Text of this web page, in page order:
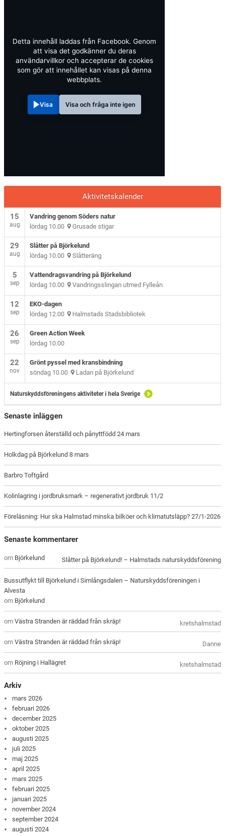
Detta innehåll laddas från Facebook. Genom
att visa det godkänner du deras
användarvillkor och accepterar de cookies
som gör att innehållet kan visas på denna
webbplats.
Visa Visa och fråga inte igen
Aktivitetskalender
15
aug
Vandring genom Söders natur
lördag 10.00 Grusade stigar
29
aug
Slåtter på Björkelund
lördag 10.00 Slåtteräng
5
sep
Vattendragsvandring på Björkelund
lördag 10.00 Vandringsslingan utmed Fylleån
12
sep
EKO-dagen
lördag 12.00 Halmstads Stadsbibliotek
26
sep
Green Action Week
lördag 10.00
22
nov
Grönt pyssel med kransbindning
söndag 10.00 Ladan på Björkelund
Naturskyddsföreningens aktiviteter i hela Sverige
Senaste inläggen
Hertingforsen återställd och pånyttfödd 24 mars
Holkdag på Björkelund 8 mars
Barbro Toftgård
Kolinlagring i jordbruksmark – regenerativt jordbruk 11/2
Föreläsning: Hur ska Halmstad minska bilköer och klimatutsläpp? 27/1-2026
Senaste kommentarer
Slåtter på Björkelund! – Halmstads naturskyddsförening
om Björkelund
Bussutflykt till Björkelund i Simlångsdalen – Naturskyddsföreningen i
Alvesta
om Björkelund
kretshalmstad
omVästra Stranden är räddad från skräp!
Danne
omVästra Stranden är räddad från skräp!
kretshalmstad
om Röjning i Hallägret
Arkiv
mars 2026
februari 2026
december 2025
oktober 2025
augusti 2025
juli 2025
maj 2025
april 2025
mars 2025
februari 2025
januari 2025
november 2024
september 2024
augusti 2024